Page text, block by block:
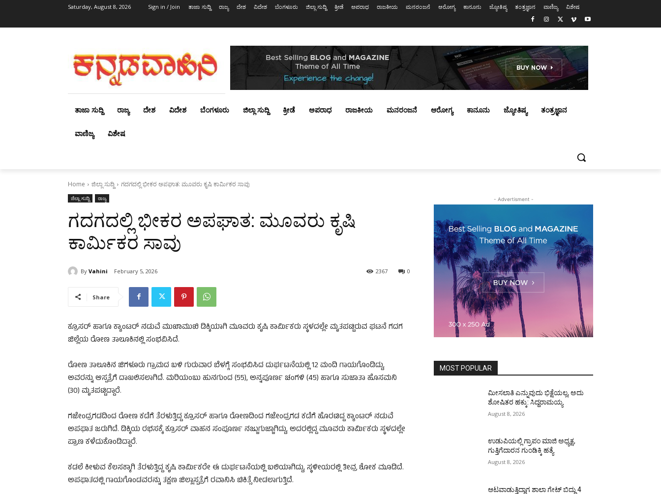
Saturday, August 8, 2026 Sign in / Join ತಾಜಾ ಸುದ್ದಿ ರಾಜ್ಯ ದೇಶ ವಿದೇಶ ಬೆಂಗಳೂರು ಜಿಲ್ಲಾ ಸುದ್ದಿ ಕ್ರೀಡೆ ಅಪರಾಧ ರಾಜಕೀಯ ಮನರಂಜನೆ ಆರೋಗ್ಯ ಕಾನೂನು ಜ್ಯೋತಿಷ್ಯ ತಂತ್ರಜ್ಞಾನ ವಾಣಿಜ್ಯ ವಿಶೇಷ
ತಾಜಾ ಸುದ್ದಿ ರಾಜ್ಯ ದೇಶ ವಿದೇಶ ಬೆಂಗಳೂರು ಜಿಲ್ಲಾ ಸುದ್ದಿ ಕ್ರೀಡೆ ಅಪರಾಧ ರಾಜಕೀಯ ಮನರಂಜನೆ ಆರೋಗ್ಯ ಕಾನೂನು ಜ್ಯೋತಿಷ್ಯ ತಂತ್ರಜ್ಞಾನ
ವಾಣಿಜ್ಯ ವಿಶೇಷ
Home ಜಿಲ್ಲಾ ಸುದ್ದಿ ಗದಗದಲ್ಲಿ ಭೀಕರ ಅಪಘಾತ: ಮೂವರು ಕೃಷಿ ಕಾರ್ಮಿಕರ ಸಾವು
ಜಿಲ್ಲಾ ಸುದ್ದಿ ರಾಜ್ಯ
ಗದಗದಲ್ಲಿ ಭೀಕರ ಅಪಘಾತ: ಮೂವರು ಕೃಷಿ
ಕಾರ್ಮಿಕರ ಸಾವು
By Vahini February 5, 2026 0
2367
Share
ಕ್ರೂಸರ್ ಹಾಗೂ ಕ್ಯಾಂಟರ್ ನಡುವೆ ಮುಖಾಮುಖಿ ಡಿಕ್ಕಿಯಾಗಿ ಮೂವರು ಕೃಷಿ ಕಾರ್ಮಿಕರು ಸ್ಥಳದಲ್ಲೇ ಮೃತಪಟ್ಟಿರುವ ಘಟನೆ ಗದಗ
ಜಿಲ್ಲೆಯ ರೋಣ ತಾಲೂಕಿನಲ್ಲಿ ಸಂಭವಿಸಿದೆ.
ರೋಣ ತಾಲೂಕಿನ ಜಿಗಳೂರು ಗ್ರಾಮದ ಬಳಿ ಗುರುವಾರ ಬೆಳಗ್ಗೆ ಸಂಭವಿಸಿದ ದುರ್ಘಟನೆಯಲ್ಲಿ 12 ಮಂದಿ ಗಾಯಗೊಂಡಿದ್ದು,
ಅವರನ್ನು ಆಸ್ಪತ್ರೆಗೆ ದಾಖಲಿಸಲಾಗಿದೆ. ಮರಿಯಂಬು ಹುನಗುಂದ (55), ಅನ್ನಪೂರ್ಣ ಚಂಗಳಿ (45) ಹಾಗೂ ಸುಜಾತಾ ಹೊಸಮನಿ
(30) ಮೃತಪಟ್ಟಿದ್ದಾರೆ.
ಗಜೇಂದ್ರಗಡದಿಂದ ರೋಣ ಕಡೆಗೆ ತೆರಳುತ್ತಿದ್ದ ಕ್ರೂಸರ್ ಹಾಗೂ ರೋಣದಿಂದ ಗಜೇಂದ್ರಗಡ ಕಡೆಗೆ ಹೊರಟಿದ್ದ ಕ್ಯಾಂಟರ್ ನಡುವೆ
ಅಪಘಾತ ಜರುಗಿದೆ. ಡಿಕ್ಕಿಯ ರಭಸಕ್ಕೆ ಕ್ರೂಸರ್ ವಾಹನ ಸಂಪೂರ್ಣ ನಜ್ಜುಗುಜ್ಜಾಗಿದ್ದು, ಅದರಲ್ಲಿದ್ದ ಮೂವರು ಕಾರ್ಮಿಕರು ಸ್ಥಳದಲ್ಲೇ
ಪ್ರಾಣ ಕಳೆದುಕೊಂಡಿದ್ದಾರೆ.
ಕಡಲೆ ಕೀಳುವ ಕೆಲಸಕ್ಕಾಗಿ ತೆರಳುತ್ತಿದ್ದ ಕೃಷಿ ಕಾರ್ಮಿಕರೇ ಈ ದುರ್ಘಟನೆಯಲ್ಲಿ ಬಲಿಯಾಗಿದ್ದು, ಸ್ಥಳೀಯರಲ್ಲಿ ತೀವ್ರ ಶೋಕ ಮೂಡಿದೆ.
ಅಪಘಾತದಲ್ಲಿ ಗಾಯಗೊಂಡವರನ್ನು ತಕ್ಷಣ ಜಿಲ್ಲಾಸ್ಪತ್ರೆಗೆ ರವಾನಿಸಿ ಚಿಕಿತ್ಸೆ ನೀಡಲಾಗುತ್ತಿದೆ.
- Advertisment -
MOST POPULAR
ಮೀಸಲಾತಿ ಎನ್ನುವುದು ಭಿಕ್ಷೆಯಲ್ಲ, ಅದು
ಶೋಷಿತರ ಹಕ್ಕು: ಸಿದ್ದರಾಮಯ್ಯ
August 8, 2026
ಉಡುಪಿಯಲ್ಲಿ ಗ್ರಾಪಂ ಮಾಜಿ ಅಧ್ಯಕ್ಷ,
ಗುತ್ತಿಗೆದಾರನ ಗುಂಡಿಕ್ಕಿ ಹತ್ಯೆ
August 8, 2026
ಆಟವಾಡುತ್ತಿದ್ದಾಗ ಶಾಲಾ ಗೇಟ್‌ ಬಿದ್ದು 4